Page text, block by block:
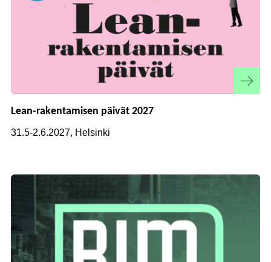
Lean-rakentamisen päivät 2027
31.5-2.6.2027, Helsinki